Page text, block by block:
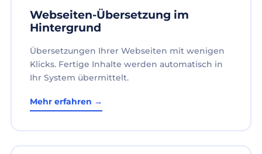
Webseiten-Übersetzung im
Hintergrund
Übersetzungen Ihrer Webseiten mit wenigen
Klicks. Fertige Inhalte werden automatisch in
Ihr System übermittelt.
Mehr erfahren →